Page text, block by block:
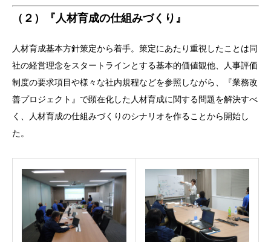
（２）『人材育成の仕組みづくり』
人材育成基本方針策定から着手。策定にあたり重視したことは同
社の経営理念をスタートラインとする基本的価値観他、人事評価
制度の要求項目や様々な社内規程などを参照しながら、『業務改
善プロジェクト』で顕在化した人材育成に関する問題を解決すべ
く、人材育成の仕組みづくりのシナリオを作ることから開始し
た。